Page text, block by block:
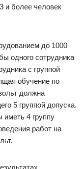
и более человек
до 1000
одного сотрудника
с группой
обучение по
должна
5 группой допуска.
4 группу
работ на